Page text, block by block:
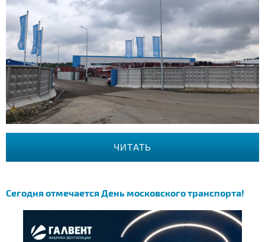
ЧИТАТЬ
Сегодня отмечается День московского транспорта!